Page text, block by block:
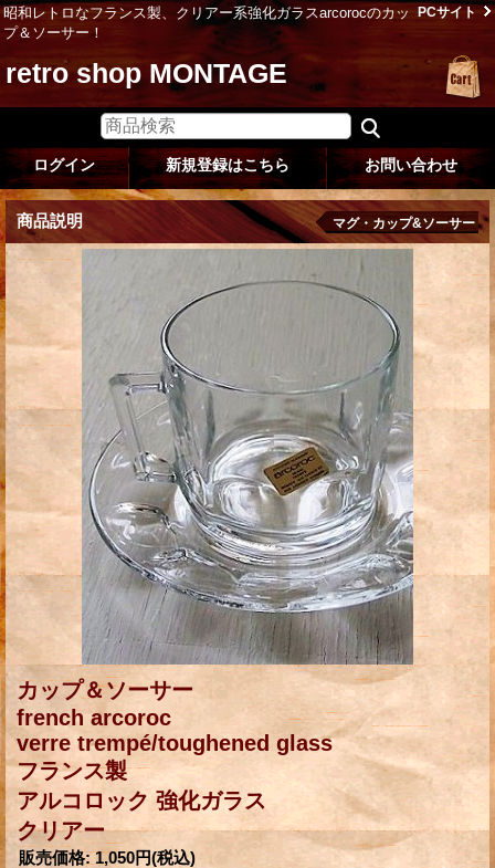
昭和レトロなフランス製、クリアー系強化ガラスarcorocのカッ
プ＆ソーサー！
PCサイト
retro shop MONTAGE
ログイン 新規登録はこちら お問い合わせ
商品説明 マグ・カップ&ソーサー
カップ＆ソーサー
french arcoroc
verre trempé/toughened glass
フランス製
アルコロック 強化ガラス
クリアー
販売価格: 1,050円(税込)